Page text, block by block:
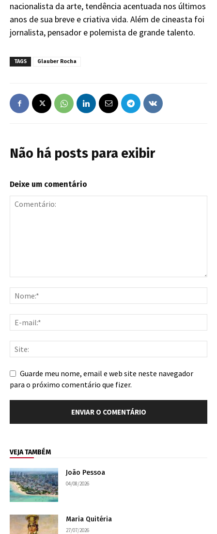
nacionalista da arte, tendência acentuada nos últimos
anos de sua breve e criativa vida. Além de cineasta foi
jornalista, pensador e polemista de grande talento.
TAGS Glauber Rocha
Não há posts para exibir
Deixe um comentário
Guarde meu nome, email e web site neste navegador
para o próximo comentário que fizer.
VEJA TAMBÉM
João Pessoa
04/08/2026
Maria Quitéria
27/07/2026